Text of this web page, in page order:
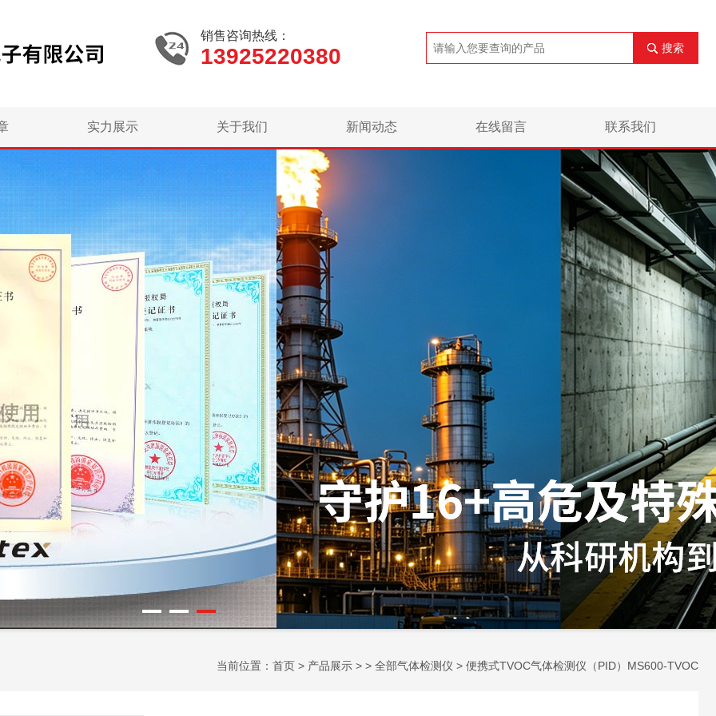
销售咨询热线：
13925220380 搜索
实力展示 关于我们 新闻动态 在线留言 联系我们
当前位置： 首页 > 产品展示 > > 全部气体检测仪 > 便携式TVOC气体检测仪（PID）MS600-TVOC